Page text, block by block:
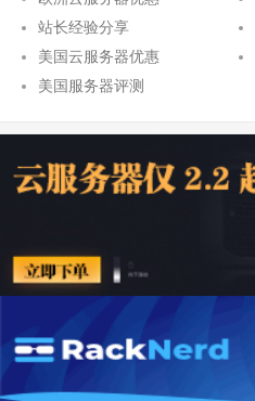
站长经验分享
美国云服务器优惠
美国服务器评测